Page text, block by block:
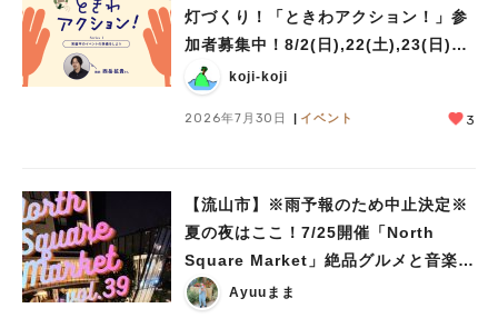
灯づくり！「ときわアクション！」参
加者募集中！8/2(日),22(土),23(日)開
催！
koji-koji
2026年7月30日 イベント 3
【流山市】※雨予報のため中止決定※
夏の夜はここ！7/25開催「North
Square Market」絶品グルメと音楽ラ
イブを楽しもう♪
Ayuuまま